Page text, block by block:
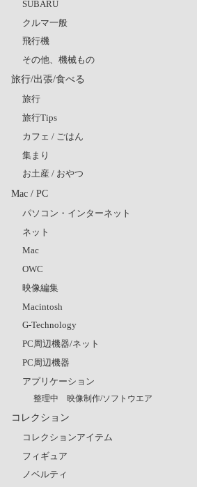
SUBARU
クルマ一般
飛行機
その他、機械もの
旅行/出張/食べる
旅行
旅行Tips
カフェ / ごはん
集まり
お土産 / おやつ
Mac / PC
パソコン・インターネット
ネット
Mac
OWC
映像編集
Macintosh
G-Technology
PC周辺機器/ネット
PC周辺機器
アプリケーション
整理中 映像制作/ソフトウエア
コレクション
コレクションアイテム
フィギュア
ノベルティ